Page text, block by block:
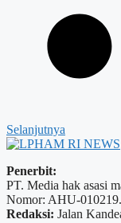
Selanjutnya
Penerbit:
PT. Media hak asasi
Nomor: AHU-
Redaksi: Jalan